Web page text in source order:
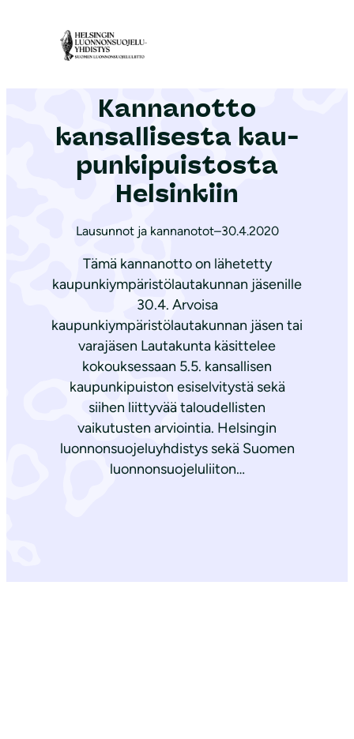
Etusivu|Ajankohtaista
Kannanotto
kansallisesta kau­
pun­ki­puis­tos­ta
Helsinkiin
Lausunnot ja kannanotot–30.4.2020
Tämä kannanotto on lähetetty
kaupunkiympäristölautakunnan jäsenille
30.4. Arvoisa
kaupunkiympäristölautakunnan jäsen tai
varajäsen Lautakunta käsittelee
kokouksessaan 5.5. kansallisen
kaupunkipuiston esiselvitystä sekä
siihen liittyvää taloudellisten
vaikutusten arviointia. Helsingin
luonnonsuojeluyhdistys sekä Suomen
luonnonsuojeluliiton…